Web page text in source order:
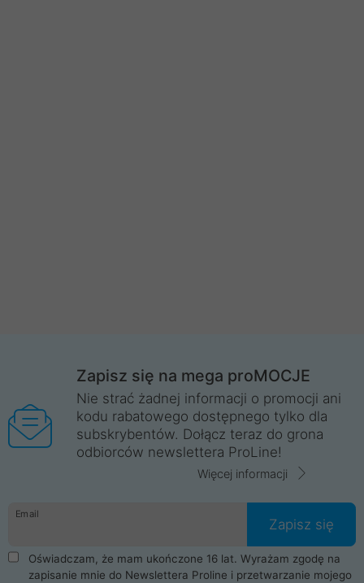
Zapisz się na mega proMOCJE
Nie strać żadnej informacji o promocji ani
kodu rabatowego dostępnego tylko dla
subskrybentów. Dołącz teraz do grona
odbiorców newslettera ProLine!
Więcej informacji
Email
Zapisz się
Oświadczam, że mam ukończone 16 lat. Wyrażam zgodę na
zapisanie mnie do Newslettera Proline i przetwarzanie mojego